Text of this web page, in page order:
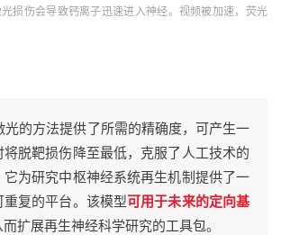
损伤会导致钙离子迅速进入神经。视频被加速，荧光
光的方法提供了所需的精确度，可产生一
脱靶损伤降至最低，克服了人工技术的
它为研究中枢神经系统再生机制提供了一
复的平台。该模型可用于未来的定向基
扩展再生神经科学研究的工具包。